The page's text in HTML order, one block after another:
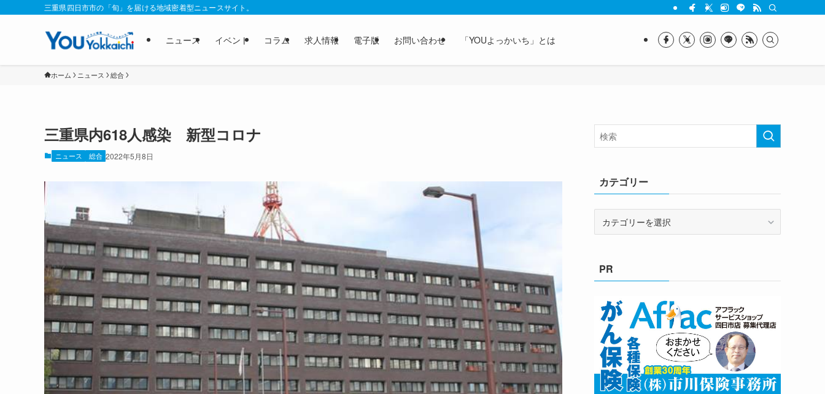
三重県四日市市の「旬」を届ける地域密着型ニュースサイト。
ニュース イベント コラム 求人情報 電子版 お問い合わせ 「YOUよっかいち」とは
ホーム ニュース 総合
三重県内618人感染 新型コロナ
ニュース 総合 2022年5月8日
カテゴリー
ーPR